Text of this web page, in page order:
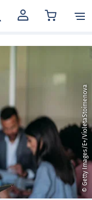
MEIN
KONTO
© Getty Images/E+/VioletaStoimenova